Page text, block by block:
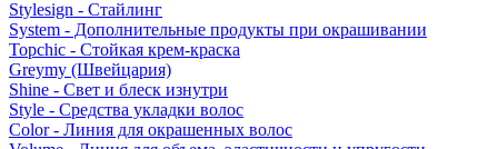
Stylesign - Стайлинг
System - Дополнительные продукты при окрашивании
Topchic - Стойкая крем-краска
Greymy (Швейцария)
Shine - Свет и блеск изнутри
Style - Средства укладки волос
Color - Линия для окрашенных волос